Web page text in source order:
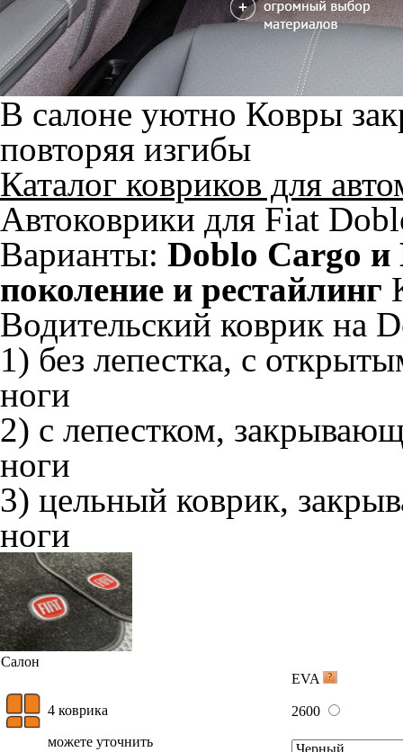
В салоне уютно Ковры
повторяя изгибы
Каталог ковриков для
Автоковрики для Fiat
Варианты: Doblo Cargo и
поколение и рестайлинг
Водительский коврик на
1) без лепестка, с
ноги
2) с лепестком,
ноги
3) цельный коврик,
ноги
Салон
EVA
4 коврика
2600
можете уточнить